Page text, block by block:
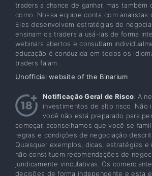
traders a chance de ganhar, mas também
como. Nossa equipe conta com analistas
Eles desenvolvem estratégias de
ensinam os traders a usá-las de forma
webinars abertos e consultam
educação é conduzida em todos os
traders falam.
Unofficial website of the Binarium
Notificação Geral de Risco: A
investimentos de alto risco. Não
você não está preparado para
começar, aconselhamos que você se
regras e condições de negociação
Quaisquer exemplos, dicas, estratégias
não constituem recomendações de
juridicamente vinculativas. Os
decisões de forma independente e esta